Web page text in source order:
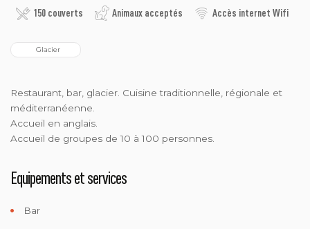
150 couverts Animaux acceptés Accès internet Wifi
  Glacier
Restaurant, bar, glacier. Cuisine traditionnelle, régionale et
méditerranéenne.
Accueil en anglais.
Accueil de groupes de 10 à 100 personnes.
Equipements et services
Bar